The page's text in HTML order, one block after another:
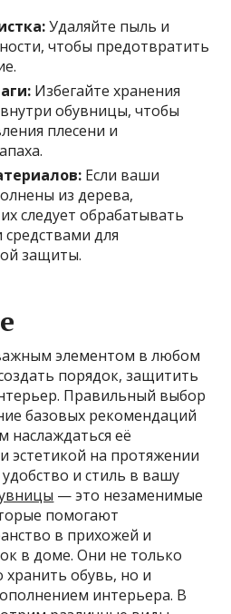
Удаляйте пыль и
чтобы предотвратить
Избегайте хранения
обувницы, чтобы
плесени и
Если ваши
из дерева,
следует обрабатывать
для
защиты.
элементом в любом
порядок, защитить
Правильный выбор
базовых рекомендаций
наслаждаться её
эстетикой на протяжении
и стиль в вашу
— это незаменимые
помогают
в прихожей и
в доме. Они не только
обувь, но и
интерьера. В